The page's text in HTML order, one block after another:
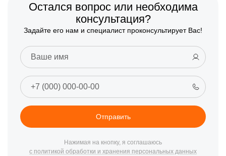
Остался вопрос или необходима
консультация?
Задайте его нам и специалист проконсультирует Вас!
Отправить
Нажимая на кнопку, я соглашаюсь
с политикой обработки и хранения персональных данных